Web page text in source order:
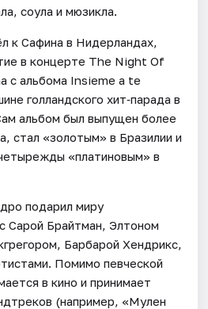
соула и мюзикла.
к Сафина в Нидерландах,
в концерте The Night Of
с альбома Insieme a te
голландского хит‑парада в
альбом был выпущен более
стал «золотым» в Бразилии и
«платиновым» в
подарил миру
Сарой Брайтман, Элтоном
Барбарой Хендрикс,
Помимо певческой
в кино и принимает
(например, «Мулен